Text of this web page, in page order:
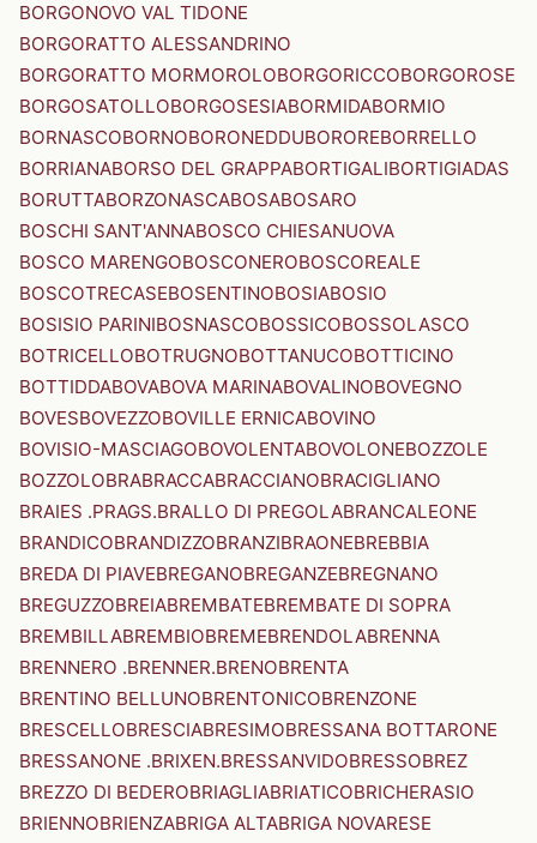
BORGONOVO VAL TIDONE
BORGORATTO ALESSANDRINO
BORGORATTO MORMOROLOBORGORICCOBORGOROSE
BORGOSATOLLOBORGOSESIABORMIDABORMIO
BORNASCOBORNOBORONEDDUBOROREBORRELLO
BORRIANABORSO DEL GRAPPABORTIGALIBORTIGIADAS
BORUTTABORZONASCABOSABOSARO
BOSCHI SANT'ANNABOSCO CHIESANUOVA
BOSCO MARENGOBOSCONEROBOSCOREALE
BOSCOTRECASEBOSENTINOBOSIABOSIO
BOSISIO PARINIBOSNASCOBOSSICOBOSSOLASCO
BOTRICELLOBOTRUGNOBOTTANUCOBOTTICINO
BOTTIDDABOVABOVA MARINABOVALINOBOVEGNO
BOVESBOVEZZOBOVILLE ERNICABOVINO
BOVISIO-MASCIAGOBOVOLENTABOVOLONEBOZZOLE
BOZZOLOBRABRACCABRACCIANOBRACIGLIANO
BRAIES .PRAGS.BRALLO DI PREGOLABRANCALEONE
BRANDICOBRANDIZZOBRANZIBRAONEBREBBIA
BREDA DI PIAVEBREGANOBREGANZEBREGNANO
BREGUZZOBREIABREMBATEBREMBATE DI SOPRA
BREMBILLABREMBIOBREMEBRENDOLABRENNA
BRENNERO .BRENNER.BRENOBRENTA
BRENTINO BELLUNOBRENTONICOBRENZONE
BRESCELLOBRESCIABRESIMOBRESSANA BOTTARONE
BRESSANONE .BRIXEN.BRESSANVIDOBRESSOBREZ
BREZZO DI BEDEROBRIAGLIABRIATICOBRICHERASIO
BRIENNOBRIENZABRIGA ALTABRIGA NOVARESE